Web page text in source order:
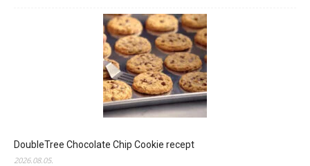
DoubleTree Chocolate Chip Cookie recept
2026.08.05.